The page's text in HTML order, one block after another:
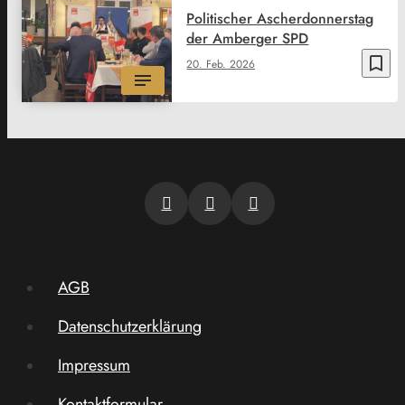
bookmark_border
20. Feb. 2026
Politischer Ascherdonnerstag
der Amberger SPD
AGB
Datenschutzerklärung
Impressum